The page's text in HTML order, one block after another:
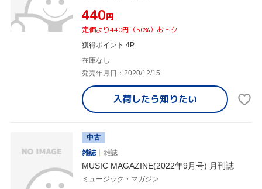
¥440円
定価より440円（50%）おトク
獲得ポイント 4P
在庫なし
発売年月日：2020/12/15
入荷したら知りたい
中古
雑誌
雑誌
MUSIC MAGAZINE(2022年9月号) 月刊誌
ミュージック・マガジン